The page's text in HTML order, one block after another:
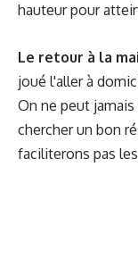
hauteur pour
Le retour à la
joué l'aller à
On ne peut
chercher un bon
faciliterons pas